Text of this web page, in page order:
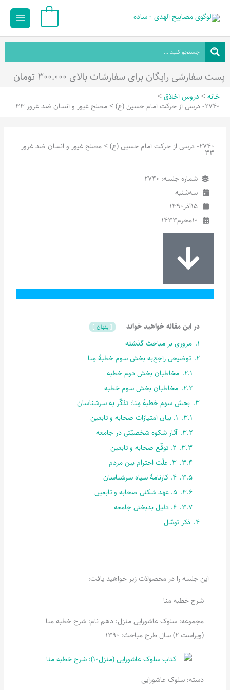
محتوا
Main
پست سفارشی رایگان برای سفارشات بالای ۳۰۰.۰۰۰ تومان
خانه
دروس اخلاق
2740- درسی از حرکت امام حسین (ع) > مصلح غیور و انسان ضد غرور 33
2740- درسی از حرکت امام حسین (ع) > مصلح غیور و انسان ضد غرور
33
شماره جلسه: 2740
سه‌شنبه
15آذر1390
10محرم1433
در این مقاله خواهید خواند پنهان
1. مروری بر مباحث گذشته
2. توضیحی راجع‌به بخش سوم خطبۀ مِنا
2.1. مخاطبان بخش دوم خطبه
2.2. مخاطبان بخش سوم خطبه
3. بخش سوم خطبۀ مِنا: تذکّر به سرشناسان
3.1. 1. بیان امتیازات صحابه و تابعین
3.2. آثار شکوه شخصیّتی در جامعه
3.3. 2. توقّع صحابه و تابعین
3.4. 3. علّت احترام بین مردم
3.5. 4. کارنامۀ سیاه سرشناسان
3.6. 5. عهد شکنی صحابه و تابعین
3.7. 6. دلیل بدبختی جامعه
4. ذکر توسّل
این جلسه را در محصولات زیر خواهید یافت:
شرح خطبه منا
مجموعه: سلوک عاشورایی منزل: دهم نام: شرح خطبه منا
(ویراست 2) سال طرح مباحث: 1390
دسته:سلوک عاشورایی